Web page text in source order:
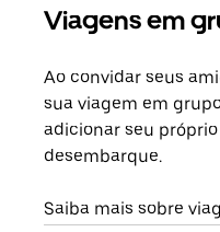
Viagens em
Ao convidar seus
sua viagem em
adicionar seu
desembarque.
Saiba mais sobre